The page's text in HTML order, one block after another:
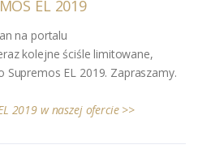
EL 2019
na portalu
kolejne ściśle limitowane,
EL 2019. Zapraszamy.
2019 w naszej ofercie >>